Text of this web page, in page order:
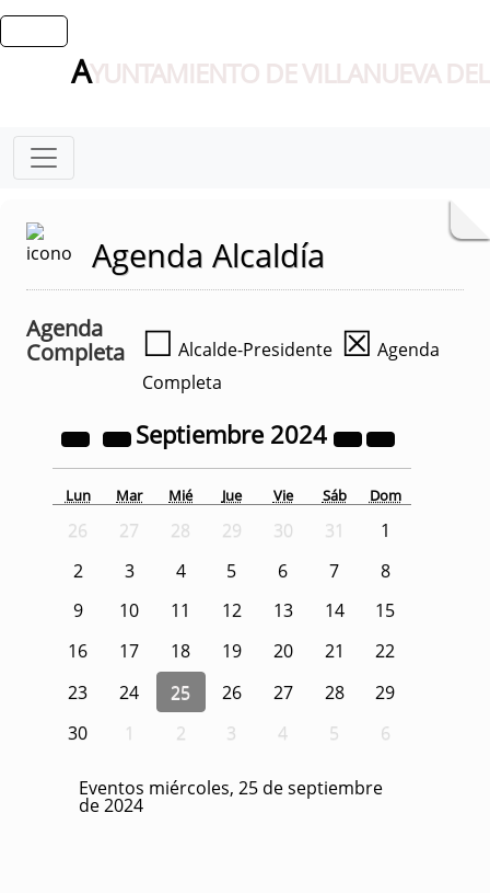
AYUNTAMIENTO DE VILLANUEVA
Agenda Alcaldía
Agenda
Completa
☐ Alcalde-Presidente ☒ Agenda
Completa
Septiembre 2024
Lun Mar Mié Jue Vie Sáb Dom
26 27 28 29 30 31
1
2
3 4 5 6 7
8
9
10 11 12 13 14
15
16
17 18 19 20 21
22
23
24 25 26 27 28
29
30
1 2 3 4 5 6
Eventos miércoles, 25 de septiembre
de 2024